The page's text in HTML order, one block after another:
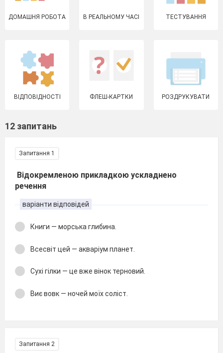
ДОМАШНЯ РОБОТА В РЕАЛЬНОМУ ЧАСІ ТЕСТУВАННЯ
ВІДПОВІДНОСТІ ФЛЕШ-КАРТКИ РОЗДРУКУВАТИ
12 запитань
Запитання 1
Відокремленою прикладкою ускладнено
речення
варіанти відповідей
Книги — морська глибина.
Всесвіт цей — акваріум планет.
Сухі гілки — це вже вінок терновий.
Виє вовк — ночей моїх соліст.
Запитання 2